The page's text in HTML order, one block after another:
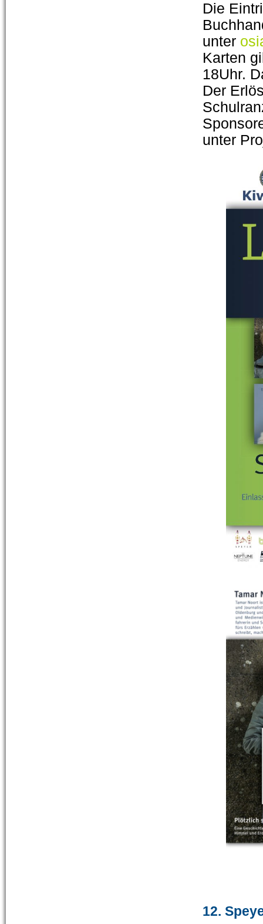
Die
unter
Karten
18Uhr.
Der
unter
12.